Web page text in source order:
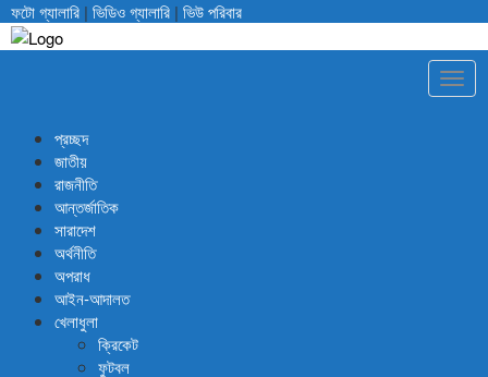
ফটো গ্যালারি | ভিডিও গ্যালারি | ভিউ পরিবার
প্রচ্ছদ
জাতীয়
রাজনীতি
আন্তর্জাতিক
সারাদেশ
অর্থনীতি
অপরাধ
আইন-আদালত
খেলাধুলা
ক্রিকেট
ফুটবল